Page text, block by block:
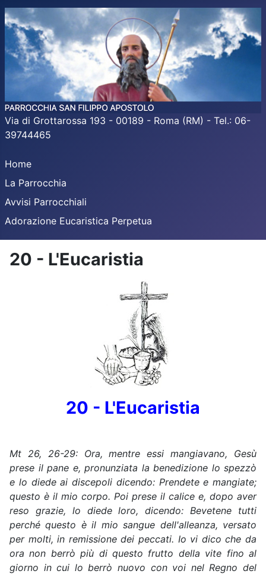
Via di Grottarossa 193 - 00189 - Roma (RM) - Tel.: 06-
39744465
Home
La Parrocchia
Avvisi Parrocchiali
Adorazione Eucaristica Perpetua
20 - L'Eucaristia
20 - L'Eucaristia
Mt 26, 26-29: Ora, mentre essi mangiavano, Gesù
prese il pane e, pronunziata la benedizione lo spezzò
e lo diede ai discepoli dicendo: Prendete e mangiate;
questo è il mio corpo. Poi prese il calice e, dopo aver
reso grazie, lo diede loro, dicendo: Bevetene tutti
perché questo è il mio sangue dell'alleanza, versato
per molti, in remissione dei peccati. Io vi dico che da
ora non berrò più di questo frutto della vite fino al
giorno in cui lo berrò nuovo con voi nel Regno del